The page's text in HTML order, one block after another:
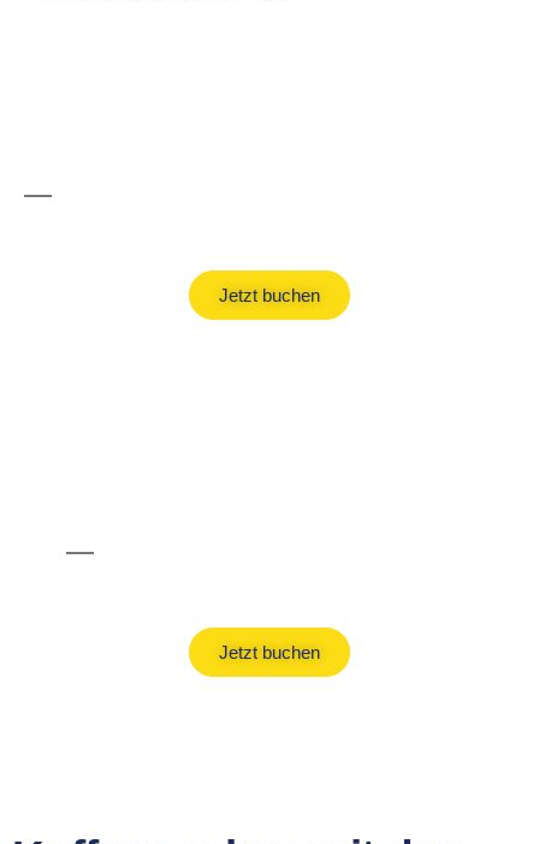
Jetzt buchen
Jetzt buchen